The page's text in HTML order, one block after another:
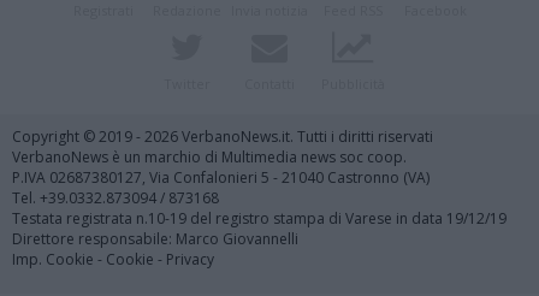
Copyright © 2019 - 2026 VerbanoNews.it. Tutti i diritti riservati
VerbanoNews è un marchio di Multimedia news soc coop.
P.IVA 02687380127, Via Confalonieri 5 - 21040 Castronno (VA)
Tel. +39.0332.873094 / 873168
Testata registrata n.10-19 del registro stampa di Varese in data 19/12/19
Direttore responsabile: Marco Giovannelli
Imp. Cookie - Cookie - Privacy